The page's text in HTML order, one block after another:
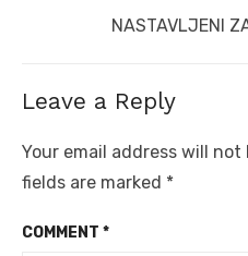
Next
NASTAVLJENI
Leave a Reply
Your email address will not
fields are marked *
COMMENT *